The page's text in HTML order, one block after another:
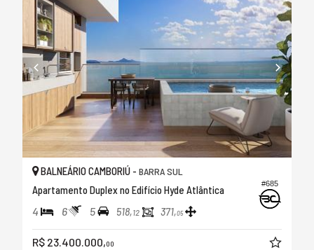
#685
BALNEÁRIO CAMBORIÚ - BARRA SUL
Apartamento Duplex no Edifício Hyde Atlântica
4 6 5 518,12 371,05
R$ 23.400.000,00